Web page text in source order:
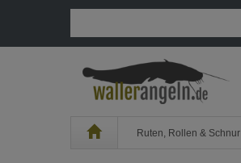
Home Ruten, Rollen & Schnur